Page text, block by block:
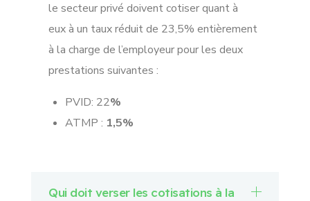
le secteur privé doivent cotiser quant à
eux à un taux réduit de 23,5% entièrement
à la charge de l’employeur pour les deux
prestations suivantes :
PVID: 22%
ATMP : 1,5%
Qui doit verser les cotisations à la